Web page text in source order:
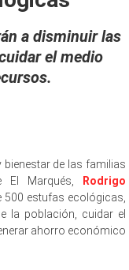
a disminuir las
el medio
de las familias
El Marqués, Rodrigo
500 estufas ecológicas,
la población, cuidar el
ahorro económico